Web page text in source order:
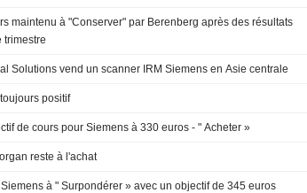
maintenu à "Conserver" par Berenberg après des résultats
trimestre
Solutions vend un scanner IRM Siemens en Asie centrale
AG : UBS toujours positif
de cours pour Siemens à 330 euros - " Acheter »
AG : JP Morgan reste à l'achat
à " Surpondérer » avec un objectif de 345 euros